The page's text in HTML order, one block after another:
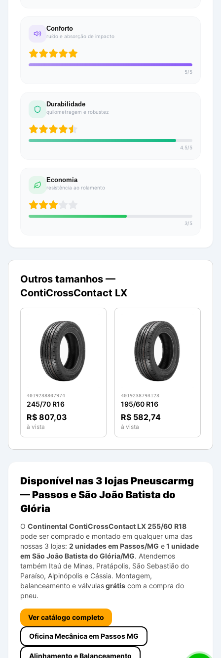
Conforto
ruído e absorção de impacto
5/5
Durabilidade
quilometragem e robustez
4.5/5
Economia
resistência ao rolamento
3/5
Outros tamanhos —
ContiCrossContact LX
4019238807974
245/70 R16
R$ 807,03
à vista
4019238793123
195/60 R16
R$ 582,74
à vista
Disponível nas 3 lojas Pneuscarmg
— Passos e São João Batista do
Glória
O Continental ContiCrossContact LX255/60 R18
pode ser comprado e montado em qualquer uma das
nossas 3 lojas: 2 unidades em Passos/MG e1 unidade
em São João Batista do Glória/MG. Atendemos
também Itaú de Minas, Pratápolis, São Sebastião do
Paraíso, Alpinópolis e Cássia. Montagem,
balanceamento e válvulasgrátis com a compra do
pneu.
Ver catálogo completo
Oficina Mecânica em Passos MG
Alinhamento e Balanceamento